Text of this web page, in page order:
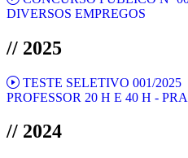
DIVERSOS EMPREGOS
// 2025
TESTE SELETIVO 001/2025
PROFESSOR 20 H E 40 H -
// 2024